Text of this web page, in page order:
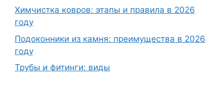
Химчистка ковров: этапы и правила в 2026
году
Подоконники из камня: преимущества в 2026
году
Трубы и фитинги: виды